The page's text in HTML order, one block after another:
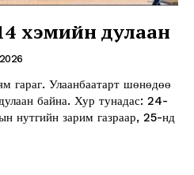
NOW
хэмийн дулаан
гараг. Улаанбаатарт шөнөдөө
байна. Хур тунадас: 24-
нутгийн зарим газраар, 25-нд